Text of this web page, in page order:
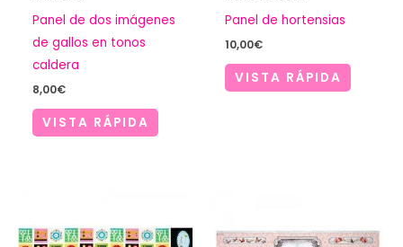
Panel de dos imágenes
de gallos en tonos
caldera
8,00€
VISTA RÁPIDA
Panel de hortensias
10,00€
VISTA RÁPIDA